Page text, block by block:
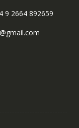
9 2664 892659